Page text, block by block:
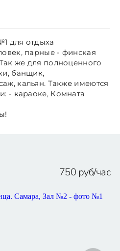
для отдыха
парные - финская
же для полноценного
банщик,
кальян. Также имеются
- караоке, Комната
750 руб/час